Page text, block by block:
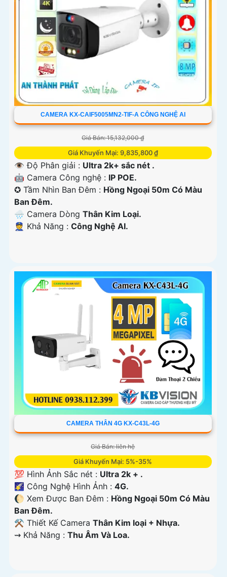
CAMERA KX-CAIF5005MN2-TIF-A CÔNG NGHỆ AI
Giá Bán: 15,132,000 ₫
Giá Khuyến Mại: 9,835,800 ₫
👁 Độ Phân giải : Ultra 2k+ sắc nét .
🤖️ Camera Công nghệ : IP POE.
✪ Tầm Nhìn Ban Đêm : Hồng Ngoại 50m Có Màu
Ban Đêm.
🌧️ Camera Dòng Thân Kim Loại.
️👮 Khả Năng : Công Nghệ AI.
CAMERA THÂN 4G KX-C43L-4G
Giá Bán: liên hệ
Giá Khuyến Mại: 5%-35%
💯 Hình Ảnh Sắc nét : Ultra 2k + .
🌠 Công Nghệ Hình Ảnh : 4G.
🌔 Xem Được Ban Đêm : Hồng Ngoại 50m Có Màu
Ban Ðêm.
⚒ Thiết Kế Camera Thân Kim loại + Nhựa.
️⇝ Khả Năng : Thu Âm Và Loa.